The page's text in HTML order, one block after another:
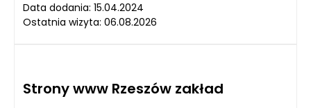
Data dodania: 15.04.2024
Ostatnia wizyta: 06.08.2026
Strony www Rzeszów zakład